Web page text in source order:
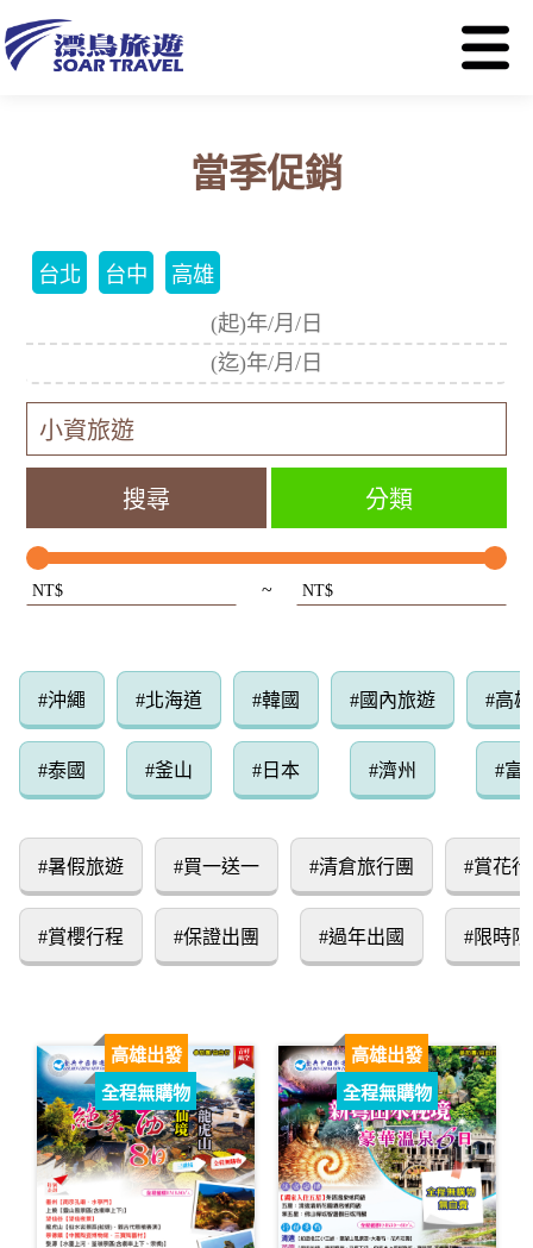
當季促銷
台北 台中 高雄
分類
NT$ ~ NT$
#沖繩
#泰國
#北海道
#釜山
#韓國
#日本
#國內旅遊
#濟州
#高
#富
#暑假旅遊
#賞櫻行程
#買一送一
#保證出團
#清倉旅行團
#過年出國
#賞花
#限時
高雄出發
全程無購物
高雄出發
全程無購物